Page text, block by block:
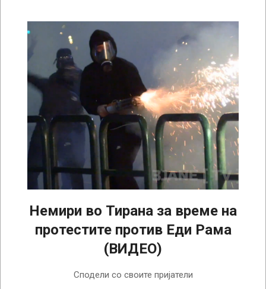
Немири во Тирана за време на
протестите против Еди Рама
(ВИДЕО)
Сподели со своите пријатели